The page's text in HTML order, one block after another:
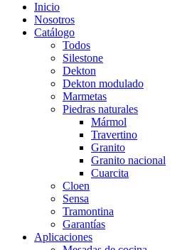
Inicio
Nosotros
Catálogo
Todos
Silestone
Dekton
Dekton modulado
Marmetas
Piedras naturales
Mármol
Travertino
Granito
Granito nacional
Cuarcita
Cloen
Sensa
Tramontina
Garantías
Aplicaciones